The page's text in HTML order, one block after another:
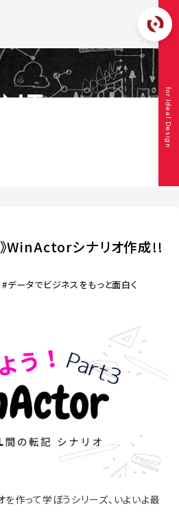
for Ideal Design
WinActorシナリオ作成!!
データでビジネスをもっと面白く
作って学ぼうシリーズ、いよいよ最